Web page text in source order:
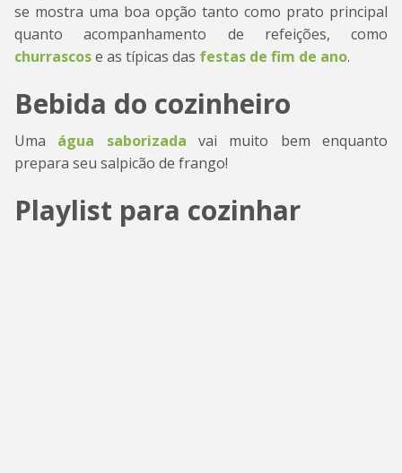
se mostra uma boa opção tanto como prato principal
quanto acompanhamento de refeições, como
churrascose as típicas das festas de fim de ano.
Bebida do cozinheiro
Uma água saborizada vai muito bem enquanto
prepara seu salpicão de frango!
Playlist para cozinhar